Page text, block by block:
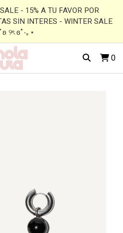
- 15% A TU FAVOR POR
SIN INTERES - WINTER SALE
୨ৎ ɞ˚‧｡⋆
0